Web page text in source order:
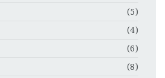
(5)
(4)
(6)
(8)